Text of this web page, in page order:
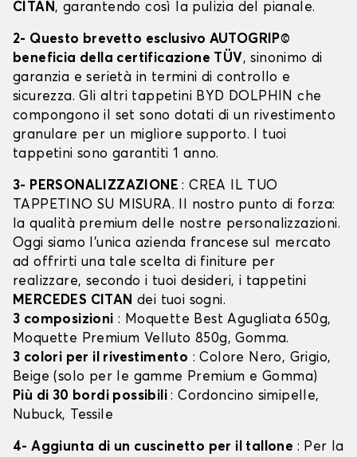
CITAN, garantendo così la pulizia del pianale.
2- Questo brevetto esclusivo AUTOGRIP©
beneficia della certificazione TÜV, sinonimo di
garanzia e serietà in termini di controllo e
sicurezza. Gli altri tappetini BYD DOLPHIN che
compongono il set sono dotati di un rivestimento
granulare per un migliore supporto. I tuoi
tappetini sono garantiti 1 anno.
3- PERSONALIZZAZIONE: CREA IL TUO
TAPPETINO SU MISURA. Il nostro punto di forza:
la qualità premium delle nostre personalizzazioni.
Oggi siamo l’unica azienda francese sul mercato
ad offrirti una tale scelta di finiture per
realizzare, secondo i tuoi desideri, i tappetini
MERCEDES CITAN dei tuoi sogni.
3 composizioni : Moquette Best Agugliata 650g,
Moquette Premium Velluto 850g, Gomma.
3 colori per il rivestimento : Colore Nero, Grigio,
Beige (solo per le gamme Premium e Gomma)
Più di 30 bordi possibili: Cordoncino simipelle,
Nubuck, Tessile
4- Aggiunta di un cuscinetto per il tallone : Per la